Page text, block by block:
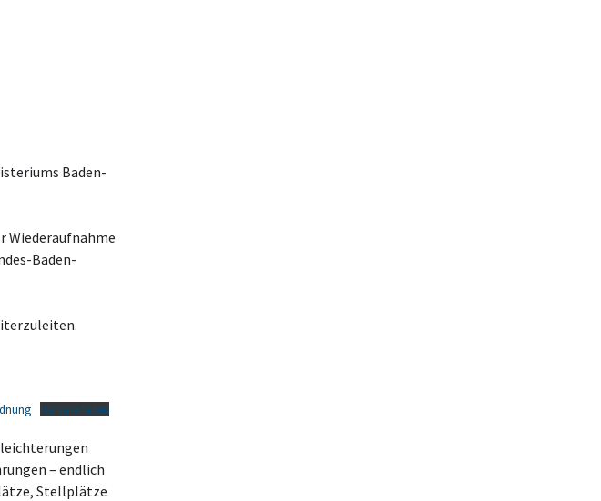
Baden-
Wiederaufnahme
Baden-
Herunterladen
– endlich
Stellplätze